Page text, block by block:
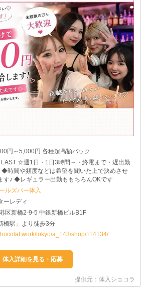
円～5,000円 各種超高額バック
LAST ☆週1日・1日3時間～・終電まで・遅出勤
時間や頻度などは希望を聞いた上で決めさせ
す♪ ◆レギュラー出勤ももちろんOKです
ルズバー体入
ーレディ
区新橋2-9-5 中銀新橋ビルB1F
橋駅」より徒歩3分
tokyo/a_143/shop/114134/
提供元：体入ショコラ